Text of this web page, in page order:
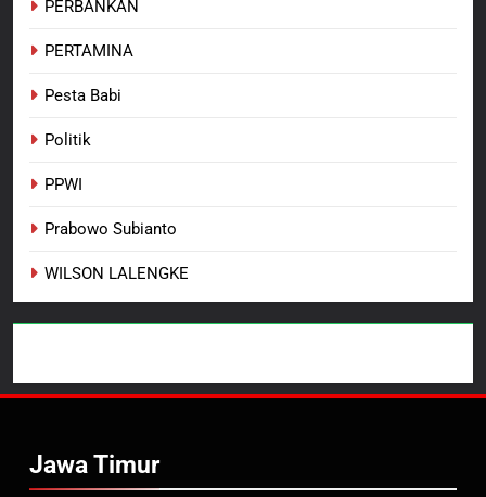
PERBANKAN
PERTAMINA
Pesta Babi
Politik
PPWI
Prabowo Subianto
WILSON LALENGKE
Jawa Timur